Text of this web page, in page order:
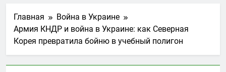
контрольно-
измерительного
оборудования:
стандарты и
практики
5 Дней Спустя
Концерти у Світязі:
літня музична
5 Дней Спустя
Афіша концертів у
Главная
Война в Украине
Армия КНДР и война в Украине: как Северная
Корея превратила бойню в учебный полигон